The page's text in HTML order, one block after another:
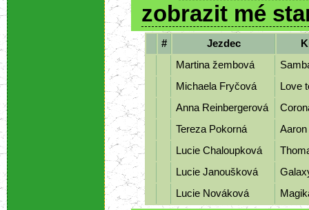
zobrazit mé
# Jezdec
Martina žembová
Michaela Fryčová
Love
Anna Reinbergerová
Tereza Pokorná
Lucie Chaloupková
Lucie Janoušková
Lucie Nováková